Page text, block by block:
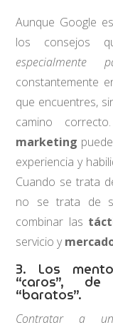
Aunque Google
los consejos
constantemente
que encuentres,
camino
marketing
experiencia y
Cuando se trata
no se trata de
combinar las
servicio y
3. Los
“caros”,
“baratos”.
Contratar a